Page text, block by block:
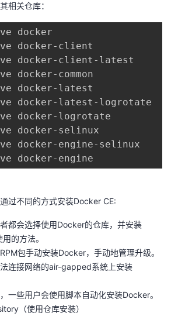
相关仓库：
docker
docker-client
docker-client-latest
docker-common
docker-latest
docker-latest-logrotate
docker-logrotate
docker-selinux
docker-engine-selinux
docker-engine
过不同的方式安装Docker CE:
都会选择使用Docker的仓库，并安装
的方法。
包手动安装Docker，手动地管理升级。
连接网络的air-gapped系统上安装
一些用户会使用脚本自动化安装Docker。
（使用仓库安装）